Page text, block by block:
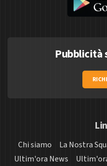
Pubblicità
Chi siamo La Nostra
Ultim'ora News